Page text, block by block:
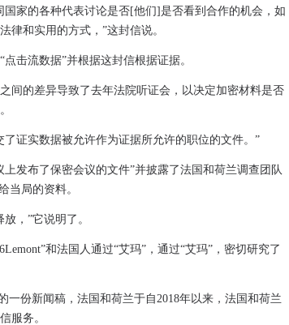
管机构，但竞选人员没有屏住呼吸
，ARM缩小全球数据中心的占地面积
保护现金的建议
用户，以上帐户收购风险
决Comms Tech'市场失败'
中突破
律上受到挑战的政府的税收政策
告关闭
国家的各种代表讨论是否[他们]是否看到合作的机会，如
律和实用的方式，”这封信说。
击流数据”并根据这封信根据证据。
间的差异导致了去年法院听证会，以决定加密材料是否
证实数据被允许作为证据所允许的职位的文件。”
发布了保密会议的文件”并披露了法国和荷兰调查团队
当局的资料。
，”它说明了。
和法国人通过“艾玛”，通过“艾玛”，密切研究了
一份新闻稿，法国和荷兰于自2018年以来，法国和荷兰
服务。